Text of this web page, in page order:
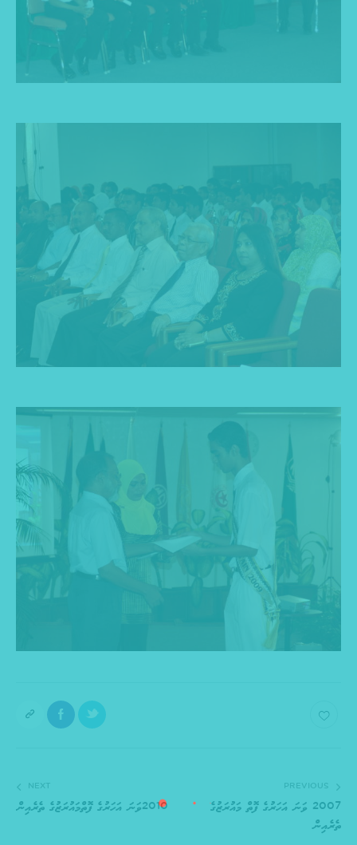
PREVIOUS
2007 ވަނަ އަހަރުގެ ފޮތް މައުރަޒުގެ
ތެރެއިން
NEXT
2010ވަނަ އަހަރުގެ ފޮތްމައުރަޒުގެ ތެރެއިން